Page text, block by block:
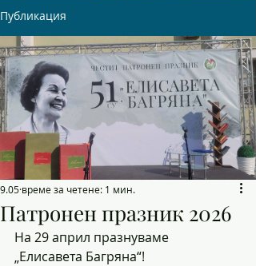
Публикация
Патронен празник 2026
9.05 време за четене: 1 мин.
На 29 април празнуваме
„Елисавета Багряна“!